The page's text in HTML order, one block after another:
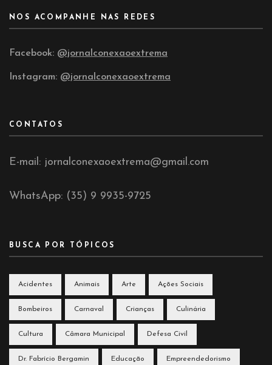
NOS ACOMPANHE NAS REDES
Facebook: @jornalconexaoextrema
Instagram: @jornalconexaoextrema
CONTATOS
E-mail: jornalconexaoextrema@gmail.com
WhatsApp: (35) 9 9935-9725
BUSCA POR TÓPICOS
Acidentes Animais Arte Ações Sociais
Bombeiros Carnaval Crianças Culinária
Cultura Câmara Municipal Defesa Civil
Dr. Fabrício Bergamin Educação Empreendedorismo